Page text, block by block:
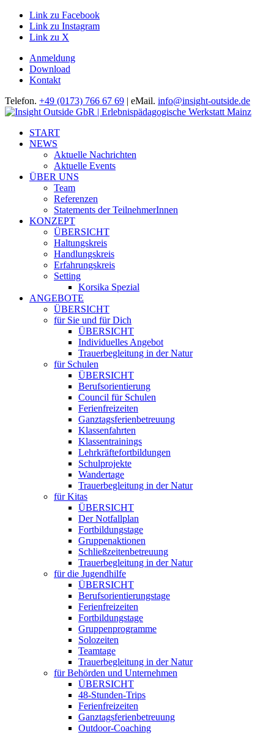
Link zu Facebook
Link zu Instagram
Link zu X
Anmeldung
Download
Kontakt
Telefon. +49 (0173) 766 67 69 | eMail. info@insight-outside.de
START
NEWS
Aktuelle Nachrichten
Aktuelle Events
ÜBER UNS
Team
Referenzen
Statements der TeilnehmerInnen
KONZEPT
ÜBERSICHT
Haltungskreis
Handlungskreis
Erfahrungskreis
Setting
Korsika Spezial
ANGEBOTE
ÜBERSICHT
für Sie und für Dich
ÜBERSICHT
Individuelles Angebot
Trauerbegleitung in der Natur
für Schulen
ÜBERSICHT
Berufsorientierung
Council für Schulen
Ferienfreizeiten
Ganztagsferienbetreuung
Klassenfahrten
Klassentrainings
Lehrkräftefortbildungen
Schulprojekte
Wandertage
Trauerbegleitung in der Natur
für Kitas
ÜBERSICHT
Der Notfallplan
Fortbildungstage
Gruppenaktionen
Schließzeitenbetreuung
Trauerbegleitung in der Natur
für die Jugendhilfe
ÜBERSICHT
Berufsorientierungstage
Ferienfreizeiten
Fortbildungstage
Gruppenprogramme
Solozeiten
Teamtage
Trauerbegleitung in der Natur
für Behörden und Unternehmen
ÜBERSICHT
48-Stunden-Trips
Ferienfreizeiten
Ganztagsferienbetreuung
Outdoor-Coaching